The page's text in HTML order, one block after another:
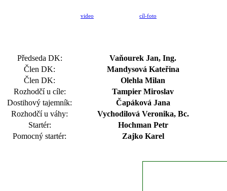
video cíl-foto
Předseda DK:
Vaňourek Jan, Ing.
Člen DK:
Mandysová Kateřina
Člen DK:
Olehla Milan
Rozhodčí u cíle:
Tampier Miroslav
Dostihový tajemník:
Čapáková Jana
Rozhodčí u váhy:
Vychodilová Veronika, Bc.
Startér:
Hochman Petr
Pomocný startér:
Zajko Karel